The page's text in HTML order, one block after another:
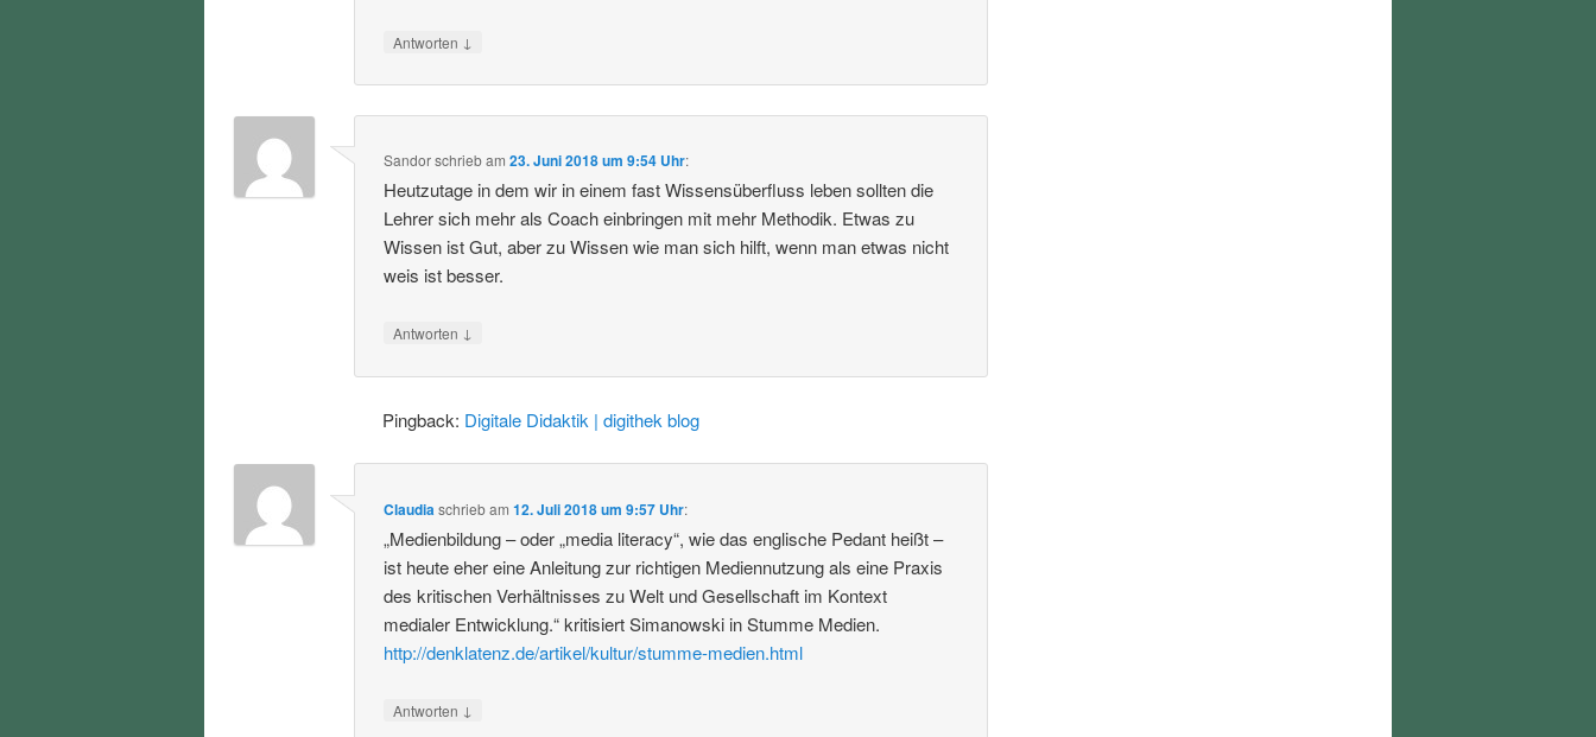
Antworten ↓
Sandorschriebam23. Juni 2018 um 9:54 Uhr:
Heutzutage in dem wir in einem fast Wissensüberfluss leben sollten die
Lehrer sich mehr als Coach einbringen mit mehr Methodik. Etwas zu
Wissen ist Gut, aber zu Wissen wie man sich hilft, wenn man etwas nicht
weis ist besser.
Antworten ↓
Pingback: Digitale Didaktik | digithek blog
Claudiaschriebam12. Juli 2018 um 9:57 Uhr:
„Medienbildung – oder „media literacy“, wie das englische Pedant heißt –
ist heute eher eine Anleitung zur richtigen Mediennutzung als eine Praxis
des kritischen Verhältnisses zu Welt und Gesellschaft im Kontext
medialer Entwicklung.“ kritisiert Simanowski in Stumme Medien.
http://denklatenz.de/artikel/kultur/stumme-medien.html
Antworten ↓